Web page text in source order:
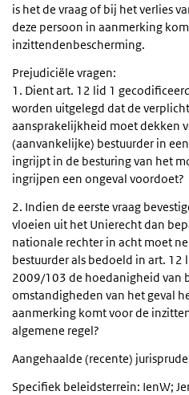
is het de vraag of bij het verlies
deze persoon in aanmerking
inzittendenbescherming.
Prejudiciële vragen:
1. Dient art. 12 lid 1
worden uitgelegd dat de
aansprakelijkheid moet dekken
(aanvankelijke) bestuurder in
ingrijpt in de besturing van het
ingrijpen een ongeval voordoet?
2. Indien de eerste vraag
vloeien uit het Unierecht dan
nationale rechter in acht moet
bestuurder als bedoeld in art.
2009/103 de hoedanigheid van
omstandigheden van het geval
aanmerking komt voor de
algemene regel?
Aangehaalde (recente)
Specifiek beleidsterrein: IenW;